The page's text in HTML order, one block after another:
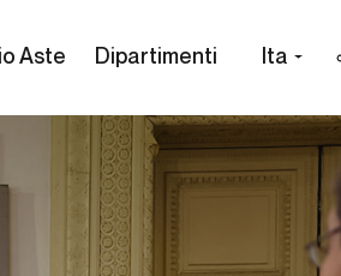
Aste Dipartimenti Ita